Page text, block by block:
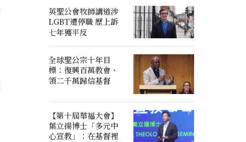
英聖公會牧師講道涉
LGBT遭停職 歷上訴
七年獲平反
全球聖公宗十年目
標：復興百萬教會、
領二千萬歸信基督
【第十屆華福大會】
葉立揚博士「多元中
心宣教」：在基督裡